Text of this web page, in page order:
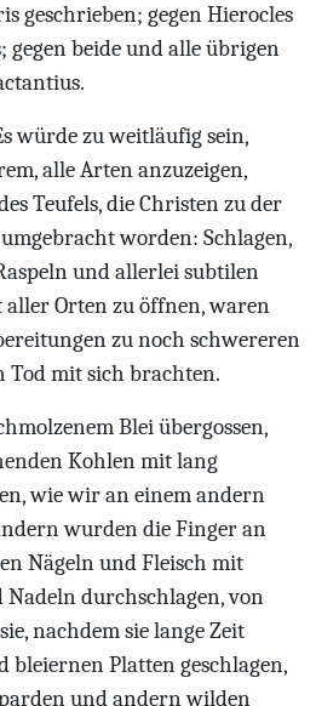
geschrieben; gegen Hierocles
gegen beide und alle übrigen
würde zu weitläufig sein,
alle Arten anzuzeigen,
Teufels, die Christen zu der
worden: Schlagen,
und allerlei subtilen
Orten zu öffnen, waren
zu noch schwereren
Tod mit sich brachten.
Blei übergossen,
Kohlen mit lang
wie wir an einem andern
wurden die Finger an
Nägeln und Fleisch mit
durchschlagen, von
nachdem sie lange Zeit
bleiernen Platten geschlagen,
und andern wilden